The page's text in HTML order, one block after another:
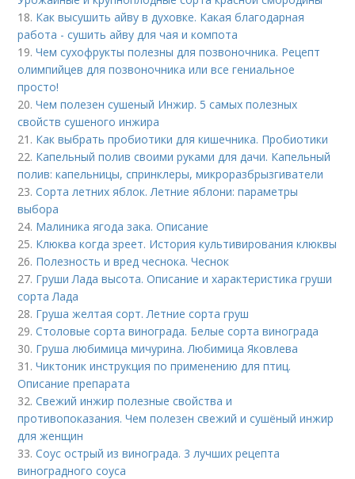
18. Как высушить айву в духовке. Какая благодарная
работа - сушить айву для чая и компота
19.Чем сухофрукты полезны для позвоночника. Рецепт
олимпийцев для позвоночника или все гениальное
просто!
20.Чем полезен сушеный Инжир. 5 самых полезных
свойств сушеного инжира
21. Как выбрать пробиотики для кишечника. Пробиотики
22. Капельный полив своими руками для дачи. Капельный
полив: капельницы, спринклеры, микроразбрызгиватели
23.Сорта летних яблок. Летние яблони: параметры
выбора
24. Малиника ягода зака. Описание
25. Клюква когда зреет. История культивирования клюквы
26. Полезность и вред чеснока. Чеснок
27. Груши Лада высота. Описание и характеристика груши
сорта Лада
28. Груша желтая сорт. Летние сорта груш
29.Столовые сорта винограда. Белые сорта винограда
30. Груша любимица мичурина. Любимица Яковлева
31.Чиктоник инструкция по применению для птиц.
Описание препарата
32.Свежий инжир полезные свойства и
противопоказания. Чем полезен свежий и сушёный инжир
для женщин
33.Соус острый из винограда. 3 лучших рецепта
виноградного соуса